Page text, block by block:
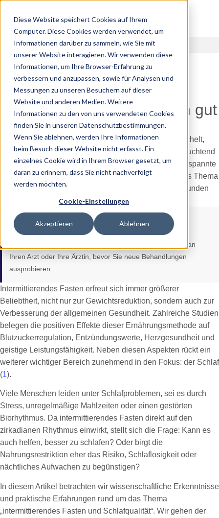
Diese Website speichert Cookies auf Ihrem
Computer. Diese Cookies werden verwendet, um
Informationen darüber zu sammeln, wie Sie mit
unserer Website interagieren. Wir verwenden diese
Informationen, um Ihre Browser-Erfahrung zu
verbessern und anzupassen, sowie für Analysen und
Messungen zu unseren Besuchern auf dieser
Website und anderen Medien. Weitere
Informationen zu den von uns verwendeten Cookies
finden Sie in unseren Datenschutzbestimmungen.
Wenn Sie ablehnen, werden Ihre Informationen
beim Besuch dieser Website nicht erfasst. Ein
einzelnes Cookie wird in Ihrem Browser gesetzt, um
daran zu erinnern, dass Sie nicht nachverfolgt
werden möchten.
Cookie-Einstellungen
Akzeptieren Ablehnen
22.09.2025
Ist intermittierendes Fasten gut
für die Schlafqualität?
Hinweis: Die Informationen in diesem Artikel sind nur für
Bildungszwecke gedacht und sollen keine professionelle
medizinische Beratung ersetzen. Wenden Sie sich immer an
Ihren Arzt oder Ihre Ärztin, bevor Sie neue Behandlungen
ausprobieren.
Intermittierendes Fasten erfreut sich immer größerer
Beliebtheit, nicht nur zur Gewichtsreduktion, sondern auch zur
Verbesserung der allgemeinen Gesundheit. Zahlreiche Studien
belegen die positiven Effekte dieser Ernährungsmethode auf
Blutzuckerregulation, Entzündungswerte, Herzgesundheit und
geistige Leistungsfähigkeit. Neben diesen Aspekten rückt ein
weiterer wichtiger Bereich zunehmend in den Fokus: der Schlaf
(1).
Viele Menschen leiden unter Schlafproblemen, sei es durch
Stress, unregelmäßige Mahlzeiten oder einen gestörten
Biorhythmus. Da intermittierendes Fasten direkt auf den
zirkadianen Rhythmus einwirkt, stellt sich die Frage: Kann es
auch helfen, besser zu schlafen? Oder birgt die
Nahrungsrestriktion eher das Risiko, Schlaflosigkeit oder
nächtliches Aufwachen zu begünstigen?
In diesem Artikel betrachten wir wissenschaftliche Erkenntnisse
und praktische Erfahrungen rund um das Thema
„intermittierendes Fasten und Schlafqualität“. Wir gehen der